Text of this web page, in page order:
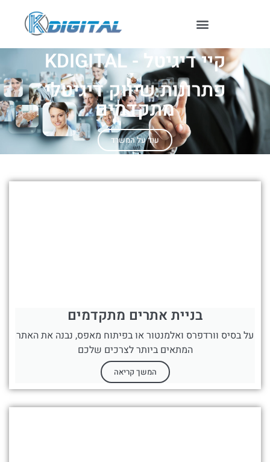
קיי דיגיטל - KDIGITAL
פתרונות שיווק דיגיטלי
מתקדמים
עוד על המשרד
בניית אתרים מתקדמים
על בסיס וורדפרס ואלמנטור או בפיתוח מאפס, נבנה את האתר
המתאים ביותר לצרכים שלכם
המשך קריאה